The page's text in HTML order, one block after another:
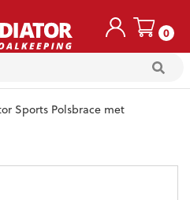
0
Sports Polsbrace met